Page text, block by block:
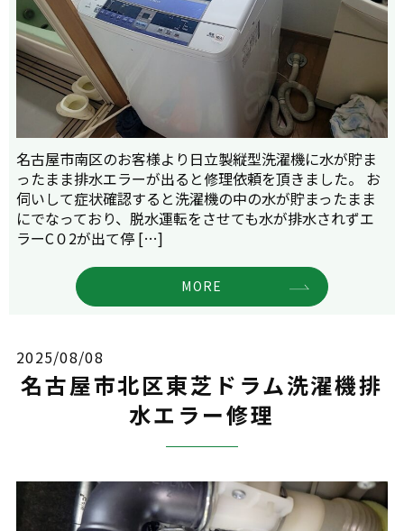
名古屋市南区のお客様より日立製縦型洗濯機に水が貯ま
ったまま排水エラーが出ると修理依頼を頂きました。 お
伺いして症状確認すると洗濯機の中の水が貯まったまま
にでなっており、脱水運転をさせても水が排水されずエ
ラーC０2が出て停 […]
MORE
2025/08/08
名古屋市北区東芝ドラム洗濯機排
水エラー修理